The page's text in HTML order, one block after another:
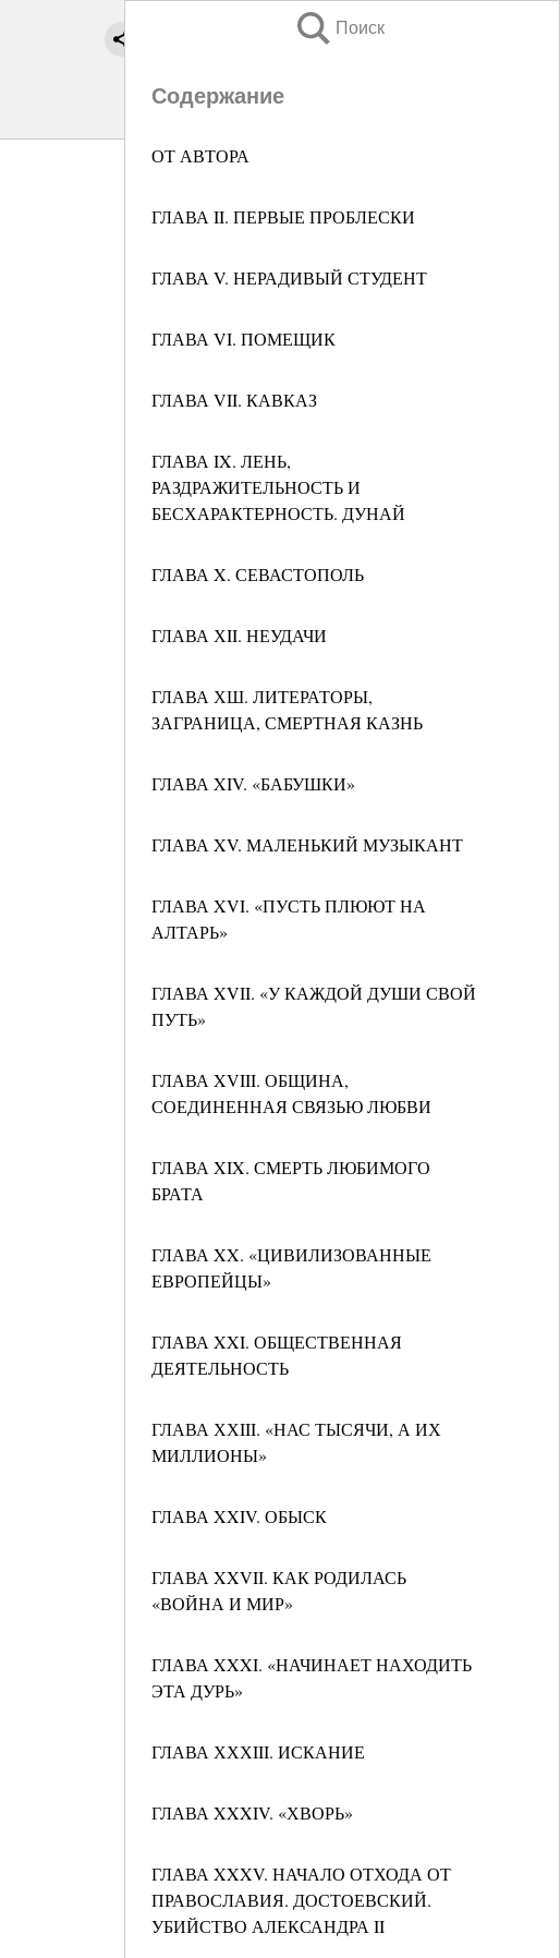
Поиск
Содержание
ОТ АВТОРА
ГЛАВА II. ПЕРВЫЕ ПРОБЛЕСКИ
ГЛАВА V. НЕРАДИВЫЙ СТУДЕНТ
ГЛАВА VI. ПОМЕЩИК
ГЛАВА VII. КАВКАЗ
ГЛАВА IX. ЛЕНЬ,
РАЗДРАЖИТЕЛЬНОСТЬ И
БЕСХАРАКТЕРНОСТЬ. ДУНАЙ
ГЛАВА X. СЕВАСТОПОЛЬ
ГЛАВА ХII. НЕУДАЧИ
ГЛАВА ХШ. ЛИТЕРАТОРЫ,
ЗАГРАНИЦА, СМЕРТНАЯ КАЗНЬ
ГЛАВА XIV. «БАБУШКИ»
ГЛАВА XV. МАЛЕНЬКИЙ МУЗЫКАНТ
ГЛАВА XVI. «ПУСТЬ ПЛЮЮТ НА
АЛТАРЬ»
ГЛАВА XVII. «У КАЖДОЙ ДУШИ СВОЙ
ПУТЬ»
ГЛАВА XVIII. ОБЩИНА,
СОЕДИНЕННАЯ СВЯЗЬЮ ЛЮБВИ
ГЛАВА XIX. СМЕРТЬ ЛЮБИМОГО
БРАТА
ГЛАВА XX. «ЦИВИЛИЗОВАННЫЕ
ЕВРОПЕЙЦЫ»
ГЛАВА XXI. ОБЩЕСТВЕННАЯ
ДЕЯТЕЛЬНОСТЬ
ГЛАВА ХХIII. «НАС ТЫСЯЧИ, А ИХ
МИЛЛИОНЫ»
ГЛАВА XXIV. ОБЫСК
ГЛАВА XXVII. КАК РОДИЛАСЬ
«ВОЙНА И МИР»
ГЛАВА XXXI. «НАЧИНАЕТ НАХОДИТЬ
ЭТА ДУРЬ»
ГЛАВА ХХХIII. ИСКАНИЕ
ГЛАВА XXXIV. «ХВОРЬ»
ГЛАВА XXXV. НАЧАЛО ОТХОДА ОТ
ПРАВОСЛАВИЯ. ДОСТОЕВСКИЙ.
УБИЙСТВО АЛЕКСАНДРА II